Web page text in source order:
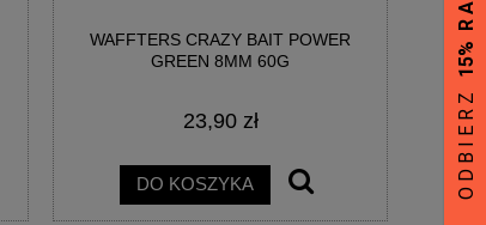
WAFFTERS CRAZY BAIT POWER
GREEN 8MM 60G
23,90 zł
DO KOSZYKA